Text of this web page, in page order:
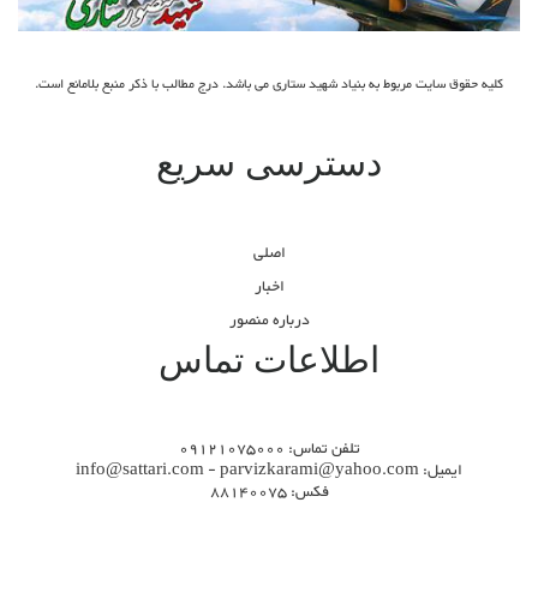
کلیه حقوق سایت مربوط به بنیاد شهید ستاری می باشد. درج مطالب با ذکر منبع بلامانع است.
دسترسی سریع
اصلی
اخبار
درباره منصور
اطلاعات تماس
تلفن تماس: 09121075000
ایمیل: info@sattari.com - parvizkarami@yahoo.com
فکس: 88140075